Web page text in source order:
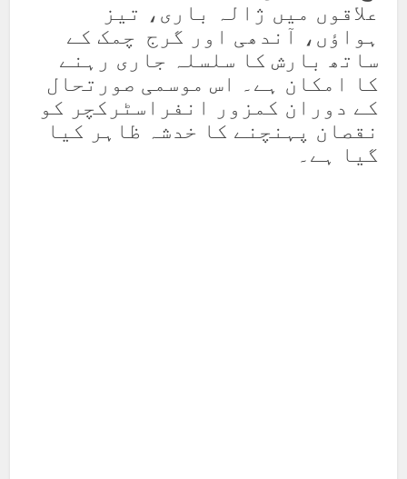
علاقوں میں ژالہ باری، تیز
ہواؤں، آندھی اور گرج چمک کے
ساتھ بارش کا سلسلہ جاری رہنے
کا امکان ہے۔ اس موسمی صورتحال
کے دوران کمزور انفراسٹرکچر کو
نقصان پہنچنے کا خدشہ ظاہر کیا
گیا ہے۔